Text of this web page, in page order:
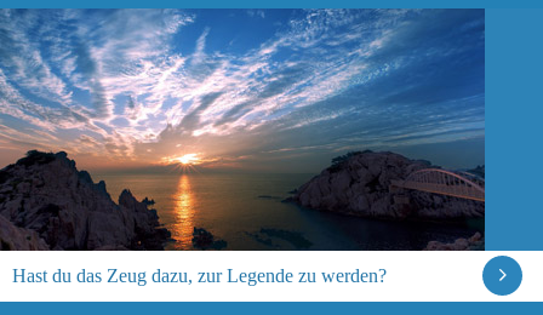
Hast du das Zeug dazu, zur Legende zu werden?